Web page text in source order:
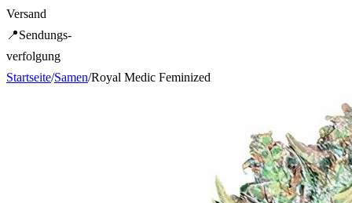
Versand
📍Sendungs-
verfolgung
Startseite/Samen/Royal Medic Feminized